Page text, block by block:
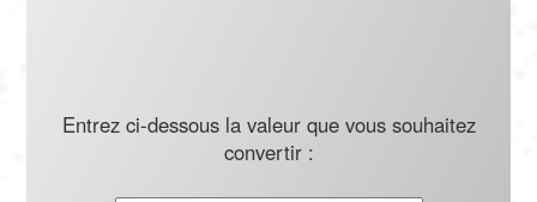
Entrez ci-dessous la valeur que vous souhaitez
convertir :